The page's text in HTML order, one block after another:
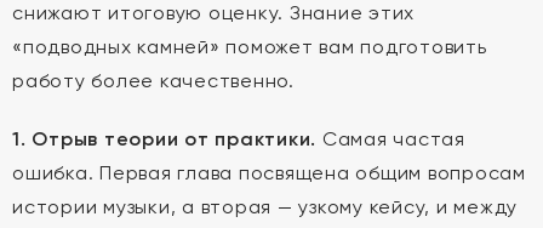
снижают итоговую оценку. Знание этих
«подводных камней» поможет вам подготовить
работу более качественно.
1. Отрыв теории от практики. Самая частая
ошибка. Первая глава посвящена общим вопросам
истории музыки, а вторая — узкому кейсу, и между